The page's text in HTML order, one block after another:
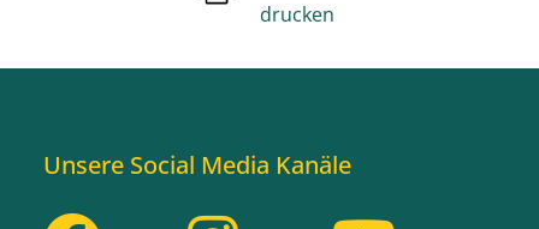
drucken
Unsere Social Media Kanäle